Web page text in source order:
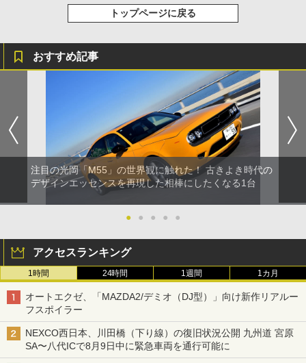
トップページに戻る
おすすめ記事
注目の光岡「M55」の世界観に触れた！ 古きよき時代の
デザインエッセンスを再現した相棒にしたくなる1台
● ● ● ● ●
アクセスランキング
1時間 24時間 1週間 1カ月
オートエクゼ、「MAZDA2/デミオ（DJ型）」向け新作リアルー
フスポイラー
NEXCO西日本、川田橋（下り線）の復旧状況公開 九州道 宮原
SA〜八代ICで8月9日中に緊急車両を通行可能に